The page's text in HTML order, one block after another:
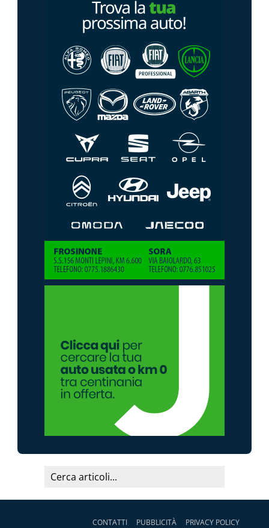
CONTATTI PUBBLICITÀ PRIVACY POLICY